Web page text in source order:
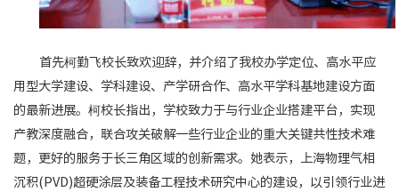
首先柯勤飞校长致欢迎辞，并介绍了我校办学定位、高水平应
用型大学建设、学科建设、产学研合作、高水平学科基地建设方面
的最新进展。柯校长指出，学校致力于与行业企业搭建平台，实现
产教深度融合，联合攻关破解一些行业企业的重大关键共性技术难
题，更好的服务于长三角区域的创新需求。她表示，上海物理气相
沉积(PVD)超硬涂层及装备工程技术研究中心的建设，以引领行业进